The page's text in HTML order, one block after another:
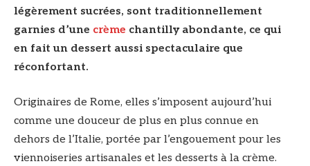
légèrement sucrées, sont traditionnellement
garnies d’une crème chantilly abondante, ce qui
en fait un dessert aussi spectaculaire que
réconfortant.
Originaires de Rome, elles s’imposent aujourd’hui
comme une douceur de plus en plus connue en
dehors de l’Italie, portée par l’engouement pour les
viennoiseries artisanales et les desserts à la crème.